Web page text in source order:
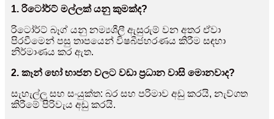
1. රිටෝර්ට් මල්ලක් යනු කුමක්ද?
රිටෝර්ට් බෑග් යනු නම්‍යශීලී ඇසුරුම් වන අතර ඒවා
පිරවීමෙන් පසු තාපයෙන් විෂබීජහරණය කිරීම සඳහා
නිර්මාණය කර ඇත.
2. කෑන් හෝ භාජන වලට වඩා ප්‍රධාන වාසි මොනවාද?
සැහැල්ලු සහ සංයුක්ත: බර සහ පරිමාව අඩු කරයි, නැව්ගත
කිරීමේ පිරිවැය අඩු කරයි.